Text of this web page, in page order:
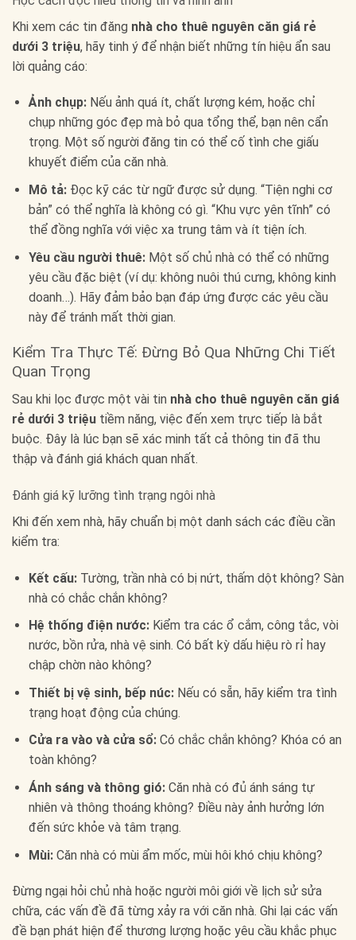
Khi xem các tin đăng nhà cho thuê nguyên căn giá rẻ
dưới 3 triệu, hãy tinh ý để nhận biết những tín hiệu ẩn sau
lời quảng cáo:
Ảnh chụp:Nếu ảnh quá ít, chất lượng kém, hoặc chỉ
chụp những góc đẹp mà bỏ qua tổng thể, bạn nên cẩn
trọng. Một số người đăng tin có thể cố tình che giấu
khuyết điểm của căn nhà.
Mô tả:Đọc kỹ các từ ngữ được sử dụng. “Tiện nghi cơ
bản” có thể nghĩa là không có gì. “Khu vực yên tĩnh” có
thể đồng nghĩa với việc xa trung tâm và ít tiện ích.
Yêu cầu người thuê:Một số chủ nhà có thể có những
yêu cầu đặc biệt (ví dụ: không nuôi thú cưng, không kinh
doanh…). Hãy đảm bảo bạn đáp ứng được các yêu cầu
này để tránh mất thời gian.
Kiểm Tra Thực Tế: Đừng Bỏ Qua Những Chi Tiết
Quan Trọng
Sau khi lọc được một vài tin nhà cho thuê nguyên căn giá
rẻ dưới 3 triệu tiềm năng, việc đến xem trực tiếp là bắt
buộc. Đây là lúc bạn sẽ xác minh tất cả thông tin đã thu
thập và đánh giá khách quan nhất.
Đánh giá kỹ lưỡng tình trạng ngôi nhà
Khi đến xem nhà, hãy chuẩn bị một danh sách các điều cần
kiểm tra:
Kết cấu:Tường, trần nhà có bị nứt, thấm dột không? Sàn
nhà có chắc chắn không?
Hệ thống điện nước:Kiểm tra các ổ cắm, công tắc, vòi
nước, bồn rửa, nhà vệ sinh. Có bất kỳ dấu hiệu rò rỉ hay
chập chờn nào không?
Thiết bị vệ sinh, bếp núc:Nếu có sẵn, hãy kiểm tra tình
trạng hoạt động của chúng.
Cửa ra vào và cửa sổ:Có chắc chắn không? Khóa có an
toàn không?
Ánh sáng và thông gió:Căn nhà có đủ ánh sáng tự
nhiên và thông thoáng không? Điều này ảnh hưởng lớn
đến sức khỏe và tâm trạng.
Mùi:Căn nhà có mùi ẩm mốc, mùi hôi khó chịu không?
Đừng ngại hỏi chủ nhà hoặc người môi giới về lịch sử sửa
chữa, các vấn đề đã từng xảy ra với căn nhà. Ghi lại các vấn
đề bạn phát hiện để thương lượng hoặc yêu cầu khắc phục